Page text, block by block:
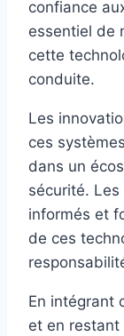
confiance
essentiel de
cette
conduite.
Les
ces
dans un
sécurité.
informés et
de ces
En intégrant
et en restant